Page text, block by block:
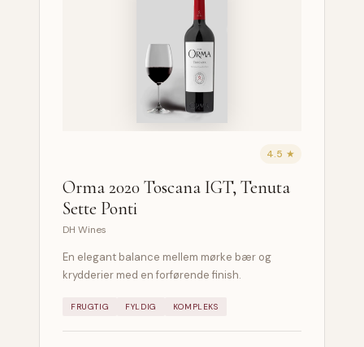
4.5 ★
Orma 2020 Toscana IGT, Tenuta
Sette Ponti
DH Wines
En elegant balance mellem mørke bær og
krydderier med en forførende finish.
FRUGTIG FYLDIG KOMPLEKS